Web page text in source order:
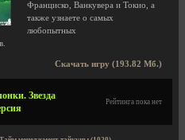
Франциско, Ванкувера и Токио, а
также узнаете о самых
любопытных
Скачать игру (193.82 Мб.)
Звезда
Рейтинга пока нет